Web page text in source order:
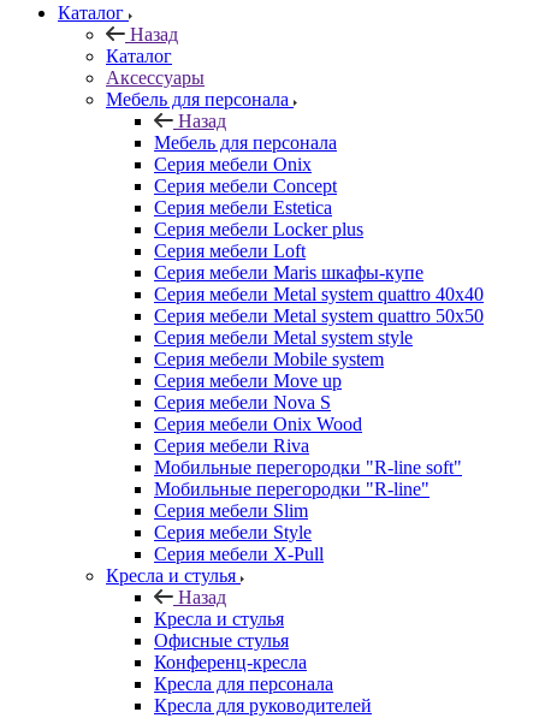
Каталог
Назад
Каталог
Аксессуары
Мебель для персонала
Назад
Мебель для персонала
Серия мебели Onix
Серия мебели Concept
Серия мебели Estetica
Серия мебели Locker plus
Серия мебели Loft
Серия мебели Maris шкафы-купе
Серия мебели Metal system quattro 40x40
Серия мебели Metal system quattro 50x50
Серия мебели Metal system style
Серия мебели Mobile system
Серия мебели Move up
Серия мебели Nova S
Серия мебели Onix Wood
Серия мебели Riva
Мобильные перегородки "R-line soft"
Мобильные перегородки "R-line"
Серия мебели Slim
Серия мебели Style
Серия мебели X-Pull
Кресла и стулья
Назад
Кресла и стулья
Офисные стулья
Конференц-кресла
Кресла для персонала
Кресла для руководителей